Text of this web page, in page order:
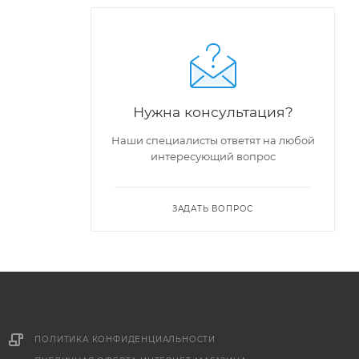
Нужна консультация?
Наши специалисты ответят на любой
интересующий вопрос
ЗАДАТЬ ВОПРОС
ПОЛИТИКА КОНФИДЕНЦИАЛЬНОСТИ